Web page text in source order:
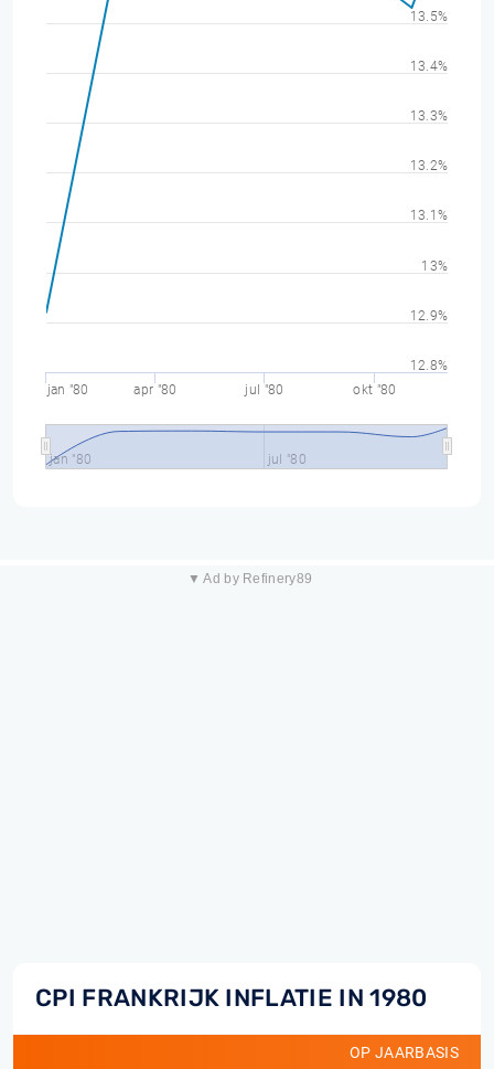
jan "80 apr "80 jul "80 okt "80
jan "80 jul "80
12.8%
12.9%
13%
13.1%
13.2%
13.3%
13.4%
13.5%
▼ Ad by Refinery89
CPI FRANKRIJK INFLATIE IN 1980
OP JAARBASIS